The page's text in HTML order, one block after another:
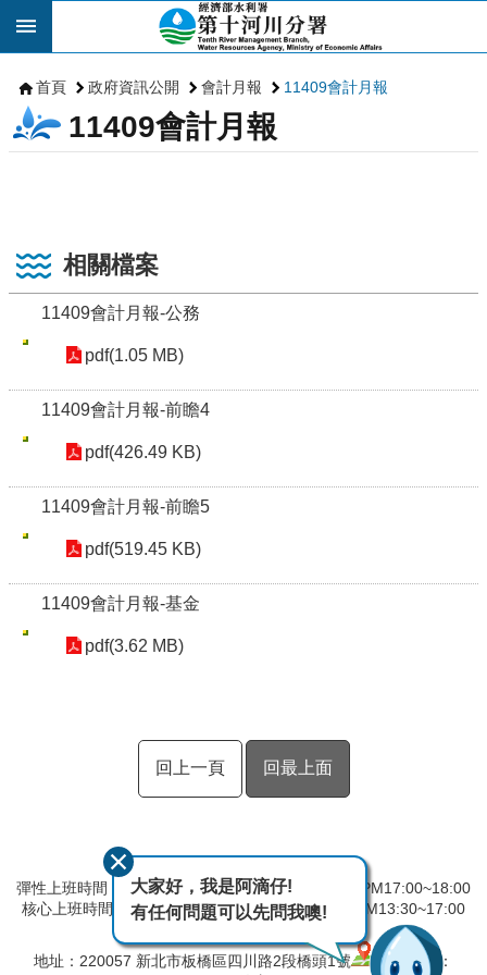
跳到主要內容區塊
首頁 政府資訊公開 會計月報 11409會計月報
11409會計月報
相關檔案
11409會計月報-公務
pdf(1.05 MB)
11409會計月報-前瞻4
pdf(426.49 KB)
11409會計月報-前瞻5
pdf(519.45 KB)
11409會計月報-基金
pdf(3.62 MB)
回上一頁 回最上面
彈性上班時間：AM8:00~09:00 彈性下班時間：PM17:00~18:00
核心上班時間：星期一 ~ 星期五 AM08:30~12:30 PM13:30~17:00
地址：220057 新北市板橋區四川路2段橋頭1號
電話：
大家好，我是阿滴仔!
有任何問題可以先問我噢!